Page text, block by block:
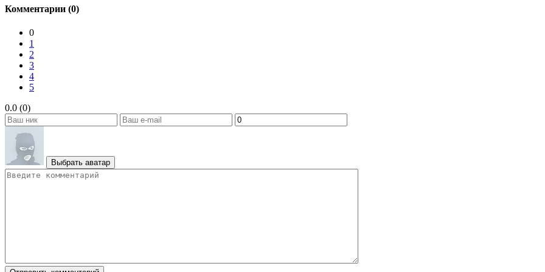
Комментарии (0)
0
1
2
3
4
5
0.0 (0)
Выбрать аватар